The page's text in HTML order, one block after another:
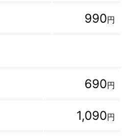
990円
690円
1,090円